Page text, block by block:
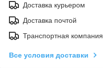
Доставка курьером
Доставка почтой
Транспортная компания
Все условия доставки